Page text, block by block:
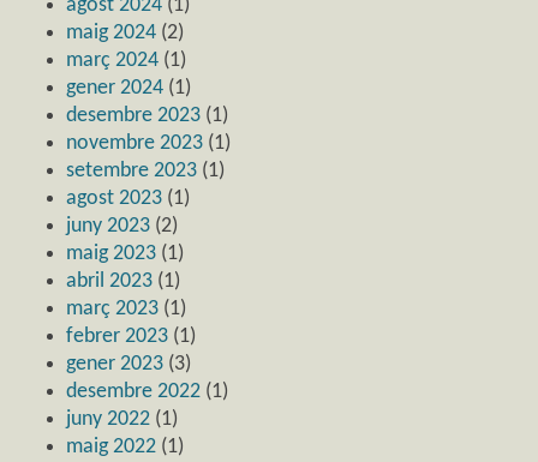
agost 2024 (1)
maig 2024 (2)
març 2024 (1)
gener 2024 (1)
desembre 2023 (1)
novembre 2023 (1)
setembre 2023 (1)
agost 2023 (1)
juny 2023 (2)
maig 2023 (1)
abril 2023 (1)
març 2023 (1)
febrer 2023 (1)
gener 2023 (3)
desembre 2022 (1)
juny 2022 (1)
maig 2022 (1)